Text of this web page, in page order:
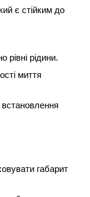
є стійким до
рідини.
миття
габарит